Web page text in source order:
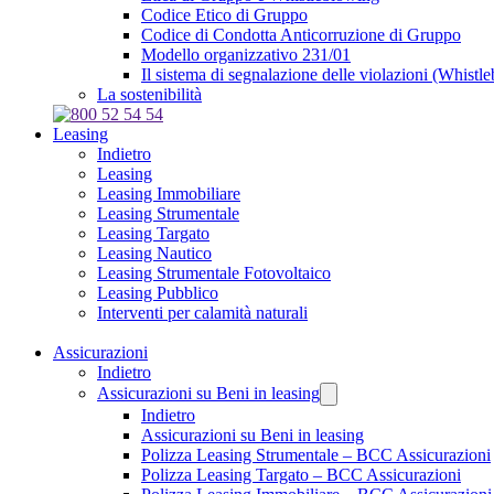
Codice Etico di Gruppo
Codice di Condotta Anticorruzione di Gruppo
Modello organizzativo 231/01
Il sistema di segnalazione delle violazioni
La sostenibilità
Leasing
Indietro
Leasing
Leasing Immobiliare
Leasing Strumentale
Leasing Targato
Leasing Nautico
Leasing Strumentale Fotovoltaico
Leasing Pubblico
Interventi per calamità naturali
Assicurazioni
Indietro
Assicurazioni su Beni in leasing
Indietro
Assicurazioni su Beni in leasing
Polizza Leasing Strumentale – BCC Assicurazioni
Polizza Leasing Targato – BCC Assicurazioni